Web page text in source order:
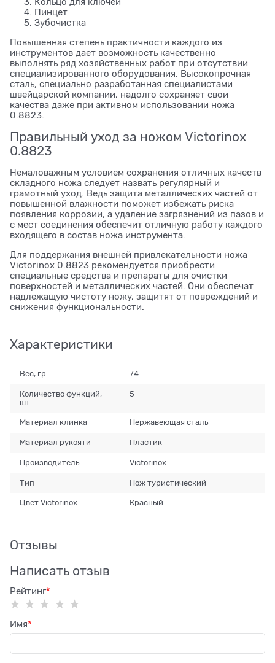
Пинцет
Зубочистка
Повышенная степень практичности каждого из
инструментов дает возможность качественно
выполнять ряд хозяйственных работ при отсутствии
специализированного оборудования. Высокопрочная
сталь, специально разработанная специалистами
швейцарской компании, надолго сохраняет свои
качества даже при активном использовании ножа
0.8823.
Правильный уход за ножом Victorinox
0.8823
Немаловажным условием сохранения отличных качеств
складного ножа следует назвать регулярный и
грамотный уход. Ведь защита металлических частей от
повышенной влажности поможет избежать риска
появления коррозии, а удаление загрязнений из пазов и
с мест соединения обеспечит отличную работу каждого
входящего в состав ножа инструмента.
Для поддержания внешней привлекательности ножа
Victorinox 0.8823 рекомендуется приобрести
специальные средства и препараты для очистки
поверхностей и металлических частей. Они обеспечат
надлежащую чистоту ножу, защитят от повреждений и
снижения функциональности.
Характеристики
Вес, гр 74
Количество функций,
шт
5
Материал клинка Нержавеющая сталь
Материал рукояти Пластик
Производитель Victorinox
Тип Нож туристический
Цвет Victorinox Красный
Отзывы
Написать отзыв
Рейтинг
Имя